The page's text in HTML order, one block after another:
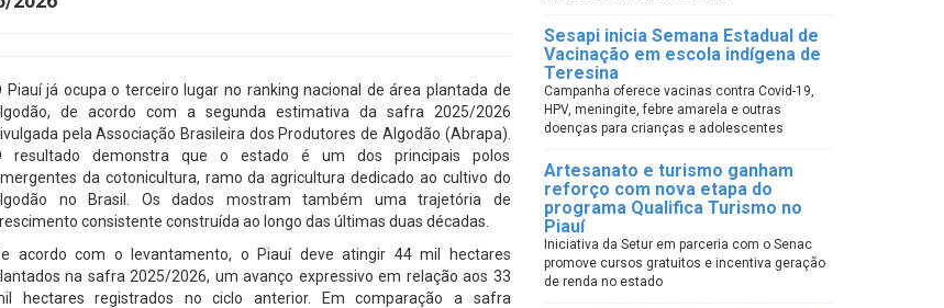
Piauí já ocupa o terceiro lugar no ranking nacional de área plantada de
de acordo com a segunda estimativa da safra 2025/2026
pela Associação Brasileira dos Produtores de Algodão (Abrapa).
resultado demonstra que o estado é um dos principais polos
da cotonicultura, ramo da agricultura dedicado ao cultivo do
no Brasil. Os dados mostram também uma trajetória de
consistente construída ao longo das últimas duas décadas.
acordo com o levantamento, o Piauí deve atingir 44 mil hectares
na safra 2025/2026, um avanço expressivo em relação aos 33
hectares registrados no ciclo anterior. Em comparação a safra
Sesapi inicia Semana Estadual de
Vacinação em escola indígena de
Teresina
Campanha oferece vacinas contra Covid-19,
HPV, meningite, febre amarela e outras
doenças para crianças e adolescentes
Artesanato e turismo ganham
reforço com nova etapa do
programa Qualifica Turismo no
Piauí
Iniciativa da Setur em parceria com o Senac
promove cursos gratuitos e incentiva geração
de renda no estado